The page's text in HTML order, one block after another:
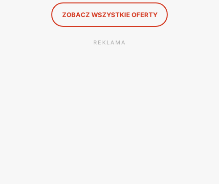
ZOBACZ WSZYSTKIE OFERTY
REKLAMA